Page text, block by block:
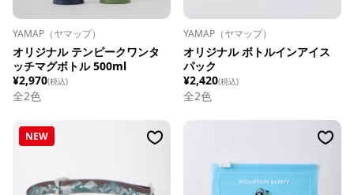
YAMAP（ヤマップ）
オリジナル テンピークワンタ
ッチマグボトル 500ml
¥2,970(税込)
全2色
YAMAP（ヤマップ）
オリジナル ボトルインアイス
パック
¥2,420(税込)
全2色
NEW